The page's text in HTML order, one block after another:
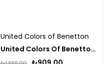
United Colors of Benetton
United Colors Of Benetton Kız Çocuk Mavi Atlet BNT-G21220